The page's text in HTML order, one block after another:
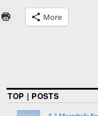
More
TOP | POSTS